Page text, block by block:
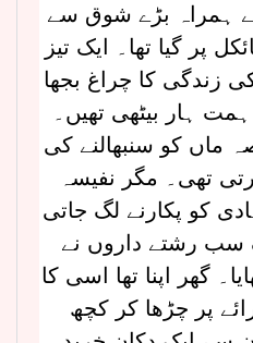
کے ہمراہ بڑے شوق سے
پر گیا تھا۔ ایک تیز
زندگی کا چراغ بجھا
ہار بیٹھی تھیں۔
ماں کو سنبھالنے کی
تھی۔ مگر نفیسہ
کو پکارنے لگ جاتی
سب رشتے داروں نے
گھر اپنا تھا اسی کا
پر چڑھا کر کچھ